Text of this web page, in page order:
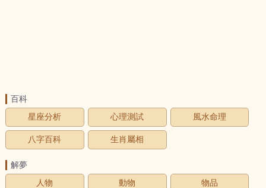
百科
星座分析
心理測試 風水命理
八字百科 生肖屬相
解夢
人物
動物 物品